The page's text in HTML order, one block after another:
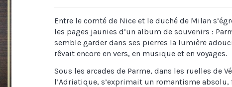
Entre le comté de Nice et le duché de Milan
les pages jaunies d’un album de souvenirs :
semble garder dans ses pierres la lumière
rêvait encore en vers, en musique et en voyages.
Sous les arcades de Parme, dans les ruelles de
l’Adriatique, s’exprimait un romantisme